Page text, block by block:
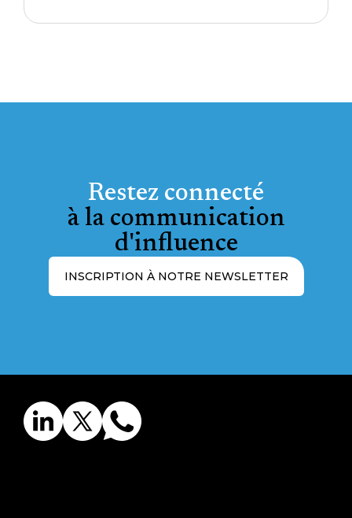
Restez connecté
à la communication
d'influence
INSCRIPTION À NOTRE NEWSLETTER